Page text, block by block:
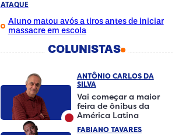
ATAQUE
Aluno matou avós a tiros antes de iniciar
massacre em escola
COLUNISTAS
ANTÔNIO CARLOS DA
SILVA
Vai começar a maior
feira de ônibus da
América Latina
FABIANO TAVARES